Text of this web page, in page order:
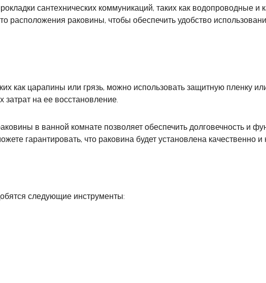
сантехнических коммуникаций, таких как водопроводные и
расположения раковины, чтобы обеспечить удобство
как царапины или грязь, можно использовать защитную пленку
на ее восстановление.
в ванной комнате позволяет обеспечить долговечность и
гарантировать, что раковина будет установлена качественно и
следующие инструменты: